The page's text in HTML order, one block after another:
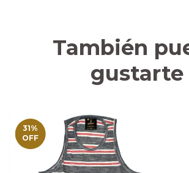
También
gustarte
31%
OFF